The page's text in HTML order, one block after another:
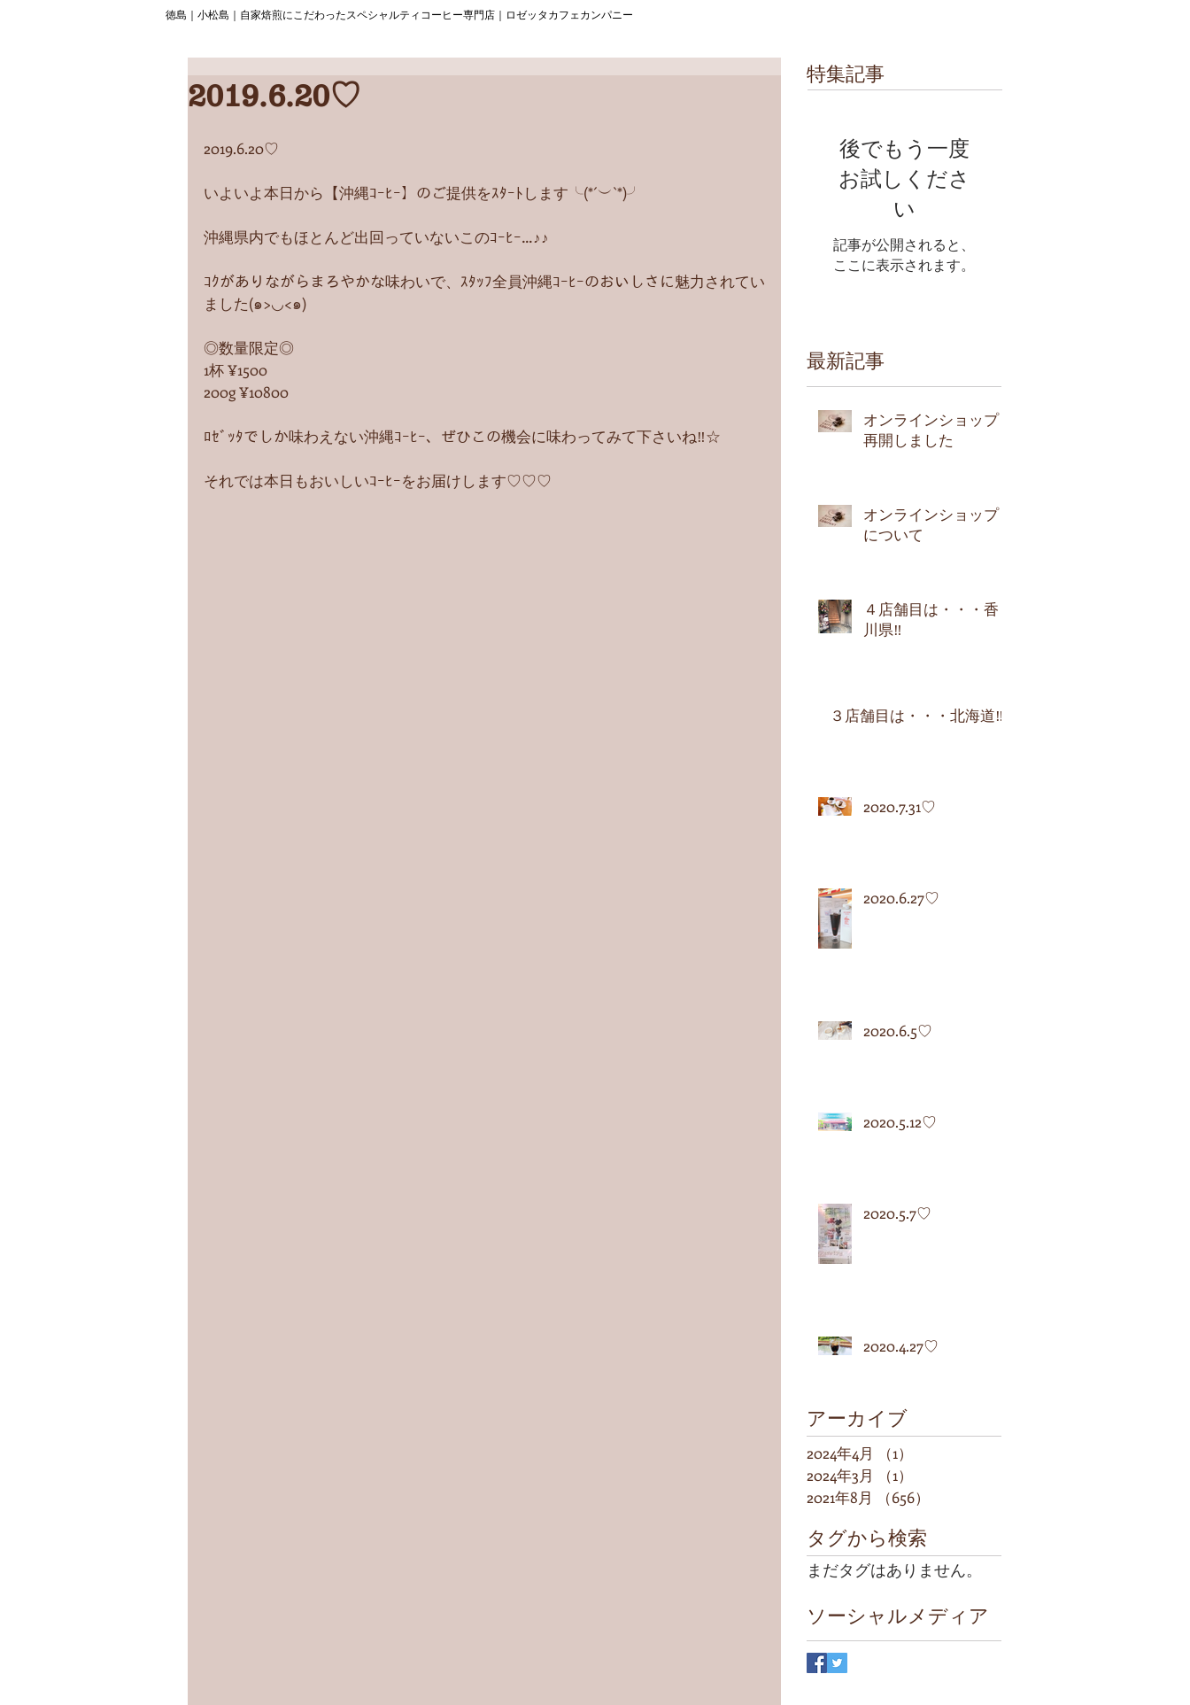
徳島｜小松島｜自家焙煎にこだわったスペシャルティコーヒー専門店｜ロゼッタカフェカンパニー
2019.6.20♡
2019.6.20♡
いよいよ本日から【沖縄ｺｰﾋｰ】のご提供をｽﾀｰﾄします╰(*´︶`*)╯
沖縄県内でもほとんど出回っていないこのｺｰﾋｰ…♪♪
ｺｸがありながらまろやかな味わいで、ｽﾀｯﾌ全員沖縄ｺｰﾋｰのおいしさに魅力されてい
ました(๑>◡<๑)
◎数量限定◎
1杯 ¥1500
200g ¥10800
ﾛｾﾞｯﾀでしか味わえない沖縄ｺｰﾋｰ、ぜひこの機会に味わってみて下さいね‼︎☆
それでは本日もおいしいｺｰﾋｰをお届けします♡♡♡
特集記事
後でもう一度
お試しくださ
い
記事が公開されると、
ここに表示されます。
最新記事
オンラインショップ
再開しました
オンラインショップ
について
４店舗目は・・・香
川県‼︎
３店舗目は・・・北海道‼︎
2020.7.31♡
2020.6.27♡
2020.6.5♡
2020.5.12♡
2020.5.7♡
2020.4.27♡
アーカイブ
2024年4月 （1）
2024年3月
（1）
2021年8月
（656）
タグから検索
まだタグはありません。
ソーシャルメディア